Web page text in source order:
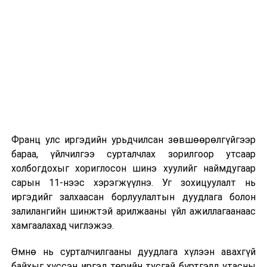
2026 оны 9 дүгээр сарын 13-наас оюутнуудыг
дотуур байранд оруулж эхэлнэ.
Сургууль, цэцэрлэгийн үйл ажиллагааны
зохицуулалт
2026 оны 8 дугаар сарын 17–28-ны өдрүүдэд
байранд элсэлт, бүртгэл болон бусад аливаа
Франц улс иргэдийн урьдчилсан зөвшөөрөлгүйгээр
бараа, үйлчилгээ сурталчлах зорилгоор утсаар
холбогдохыг хориглосон шинэ хуулийг наймдугаар
сарын 11-нээс хэрэгжүүлнэ. Уг зохицуулалт нь
иргэдийг залхаасан борлуулалтын дуудлага болон
залилангийн шинжтэй арилжааны үйл ажиллагаанаас
хамгаалахад чиглэжээ.
Өмнө нь сурталчилгааны дуудлага хүлээн авахгүй